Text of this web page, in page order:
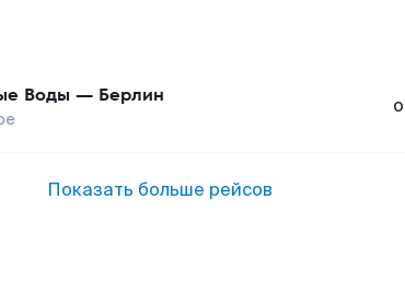
Воды — Берлин
Показать больше рейсов